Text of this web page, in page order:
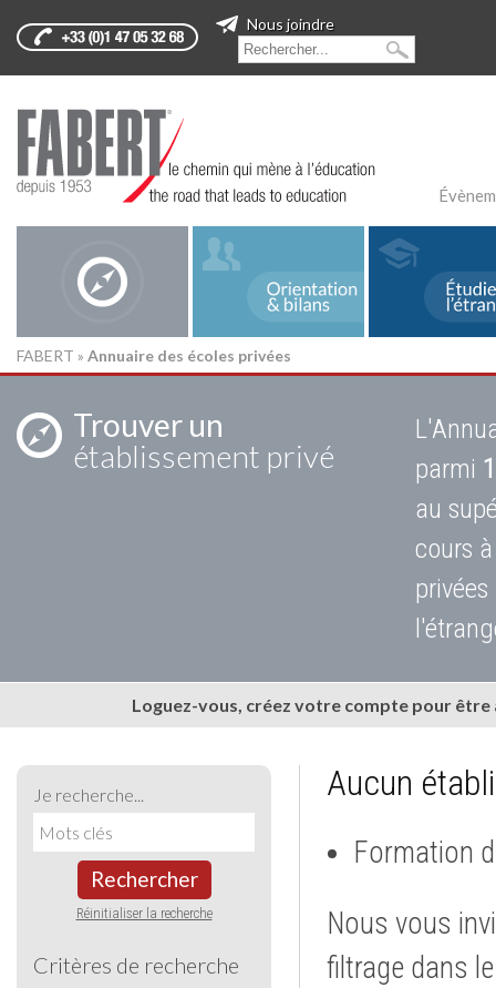
Nous joindre
FABERT » Annuaire des écoles privées
Trouver un
établissement privé
parmi
au
cours
Loguez-vous, créez votre compte pour
Je recherche...
Rechercher
Réinitialiser la recherche
Critères de recherche
Aucun
Formation
Nous vous
filtrage dans